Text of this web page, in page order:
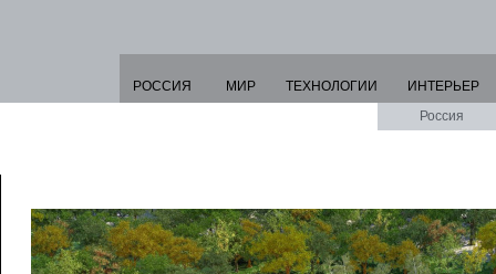
РОССИЯ МИР ТЕХНОЛОГИИ
ИНТЕРЬЕР
Россия